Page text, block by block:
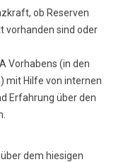
ob Reserven
vorhanden sind oder
Vorhabens (in den
mit Hilfe von internen
Erfahrung über den
dem hiesigen